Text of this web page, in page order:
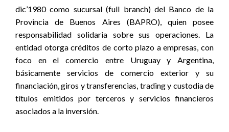
dic’1980 como sucursal (full branch) del Banco de la
Provincia de Buenos Aires (BAPRO), quien posee
responsabilidad solidaria sobre sus operaciones. La
entidad otorga créditos de corto plazo a empresas, con
foco en el comercio entre Uruguay y Argentina,
básicamente servicios de comercio exterior y su
financiación, giros y transferencias, trading y custodia de
títulos emitidos por terceros y servicios financieros
asociados a la inversión.